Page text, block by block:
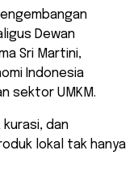
Dewan
Sri Martini,
Indonesia
sektor UMKM.
kurasi, dan
lokal tak hanya